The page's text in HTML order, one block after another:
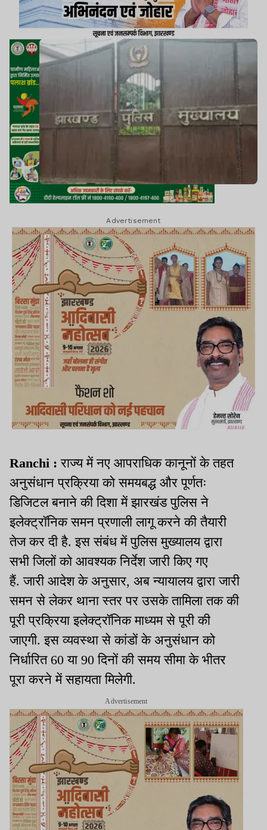
Advertisement
Ranchi :राज्य में नए आपराधिक कानूनों के तहत
अनुसंधान प्रक्रिया को समयबद्ध और पूर्णतः
डिजिटल बनाने की दिशा में झारखंड पुलिस ने
इलेक्ट्रॉनिक समन प्रणाली लागू करने की तैयारी
तेज कर दी है. इस संबंध में पुलिस मुख्यालय द्वारा
सभी जिलों को आवश्यक निर्देश जारी किए गए
हैं. जारी आदेश के अनुसार, अब न्यायालय द्वारा जारी
समन से लेकर थाना स्तर पर उसके तामिला तक की
पूरी प्रक्रिया इलेक्ट्रॉनिक माध्यम से पूरी की
जाएगी. इस व्यवस्था से कांडों के अनुसंधान को
निर्धारित 60 या 90 दिनों की समय सीमा के भीतर
पूरा करने में सहायता मिलेगी.
Advertisement